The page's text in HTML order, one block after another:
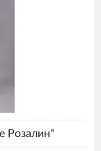
Розалин"